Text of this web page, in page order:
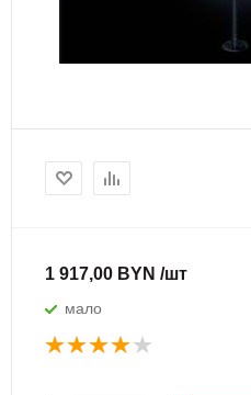
1 917,00 BYN /шт
мало